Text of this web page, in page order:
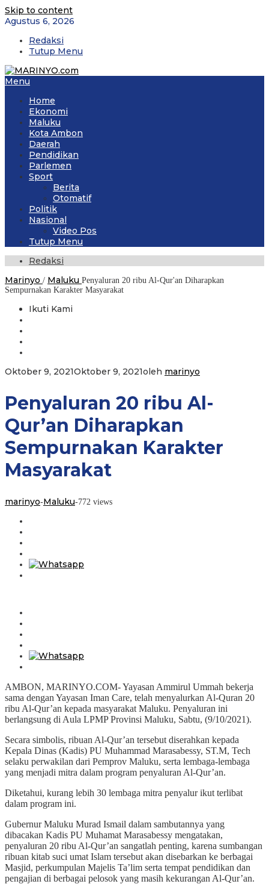
Skip to content
Agustus 6, 2026
Redaksi
Tutup Menu
Menu
Home
Ekonomi
Maluku
Kota Ambon
Daerah
Pendidikan
Parlemen
Sport
Berita
Otomatif
Politik
Nasional
Video Pos
Tutup Menu
Redaksi
Marinyo / Maluku Penyaluran 20 ribu Al-Qur'an Diharapkan
Sempurnakan Karakter Masyarakat
Ikuti Kami
Oktober 9, 2021Oktober 9, 2021oleh marinyo
Penyaluran 20 ribu Al-
Qur’an Diharapkan
Sempurnakan Karakter
Masyarakat
marinyo-Maluku-772 views
AMBON, MARINYO.COM- Yayasan Ammirul Ummah bekerja
sama dengan Yayasan Iman Care, telah menyalurkan Al-Quran 20
ribu Al-Qur’an kepada masyarakat Maluku. Penyaluran ini
berlangsung di Aula LPMP Provinsi Maluku, Sabtu, (9/10/2021).
Secara simbolis, ribuan Al-Qur’an tersebut diserahkan kepada
Kepala Dinas (Kadis) PU Muhammad Marasabessy, ST.M, Tech
selaku perwakilan dari Pemprov Maluku, serta lembaga-lembaga
yang menjadi mitra dalam program penyaluran Al-Qur’an.
Diketahui, kurang lebih 30 lembaga mitra penyalur ikut terlibat
dalam program ini.
Gubernur Maluku Murad Ismail dalam sambutannya yang
dibacakan Kadis PU Muhamat Marasabessy mengatakan,
penyaluran 20 ribu Al-Qur’an sangatlah penting, karena sumbangan
ribuan kitab suci umat Islam tersebut akan disebarkan ke berbagai
Masjid, perkumpulan Majelis Ta’lim serta tempat pendidikan dan
pengajian di berbagai pelosok yang masih kekurangan Al-Qur’an.